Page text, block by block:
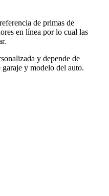
de primas de
en línea por lo cual las
y depende de
y modelo del auto.